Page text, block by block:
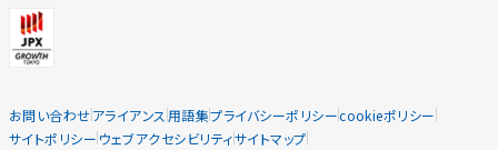
お問い合わせアライアンス 用語集プライバシーポリシーcookieポリシー
サイトポリシー ウェブアクセシビリティサイトマップ